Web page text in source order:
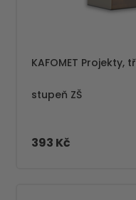
KAFOMET
stupeň ZŠ
393 Kč